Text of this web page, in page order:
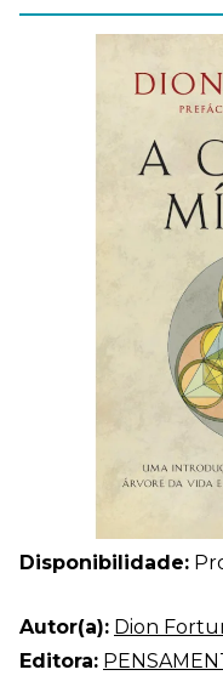
Disponibilidade:
Autor(a): Dion
Editora: